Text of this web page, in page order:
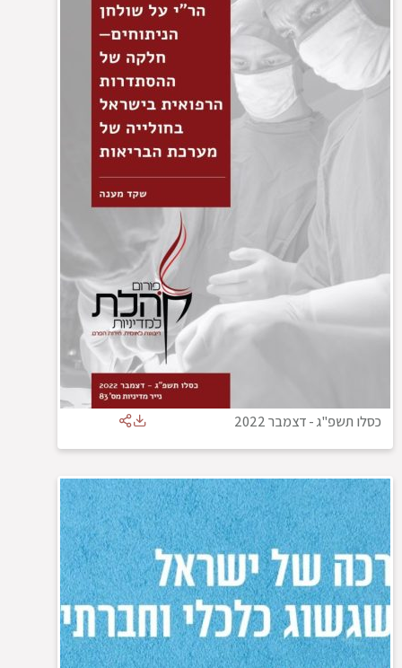
כסלו תשפ"ג-דצמבר 2022